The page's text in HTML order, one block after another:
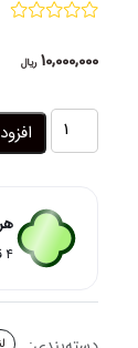
10,000,000 ریال
لنز
رنگی
عسلی
هاشوری
نئوکاسمو
۴ قسط ماهانه. بدون سود، چک و ضامن.